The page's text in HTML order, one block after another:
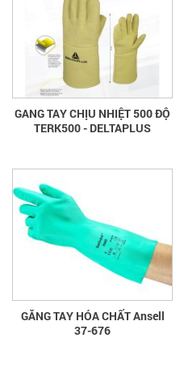
GANG TAY CHỊU NHIỆT 500 ĐỘ
TERK500 - DELTAPLUS
GĂNG TAY HÓA CHẤT Ansell
37-676